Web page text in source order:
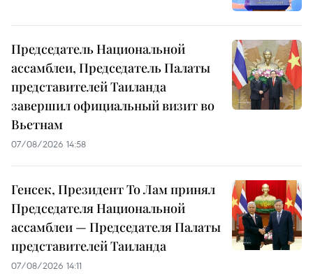
Председатель Национальной
ассамблеи, Председатель Палаты
представителей Таиланда
завершил официальный визит во
Вьетнам
07/08/2026 14:58
Генсек, Президент То Лам принял
Председателя Национальной
ассамблеи — Председателя Палаты
представителей Таиланда
07/08/2026 14:11